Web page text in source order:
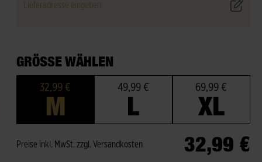
Lieferadresse eingeben
GRÖSSE WÄHLEN
32,99 €
M
49,99 €
L
69,99 €
XL
32,99 €
Preise inkl. MwSt. zzgl. Versandkosten